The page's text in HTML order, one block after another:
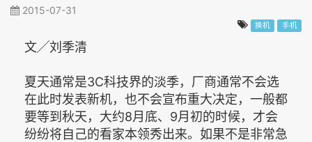
2015-07-31
换机 手机
文╱刘季清
夏天通常是3C科技界的淡季，厂商通常不会选
在此时发表新机，也不会宣布重大决定，一般都
要等到秋天，大约8月底、9月初的时候，才会
纷纷将自己的看家本领秀出来。如果不是非常急